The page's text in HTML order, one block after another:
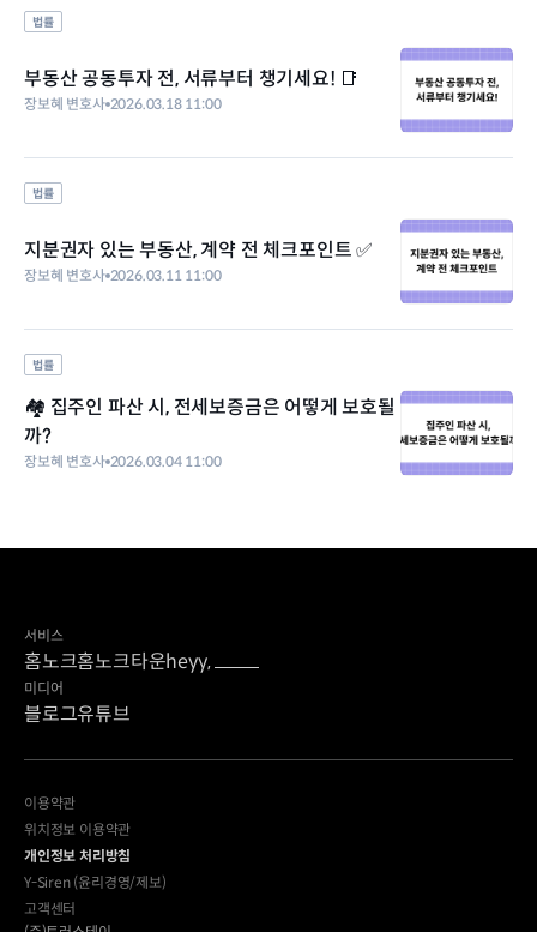
법률
부동산 공동투자 전, 서류부터 챙기세요! 📑
장보혜 변호사 2026.03.18 11:00
법률
지분권자 있는 부동산, 계약 전 체크포인트 ✅
장보혜 변호사 2026.03.11 11:00
법률
🏘️ 집주인 파산 시, 전세보증금은 어떻게 보호될
까?
장보혜 변호사 2026.03.04 11:00
서비스
홈노크홈노크타운heyy,
미디어
블로그유튜브
이용약관
위치정보 이용약관
개인정보 처리방침
Y-Siren (윤리경영/제보)
고객센터